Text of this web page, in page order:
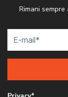
Rimani